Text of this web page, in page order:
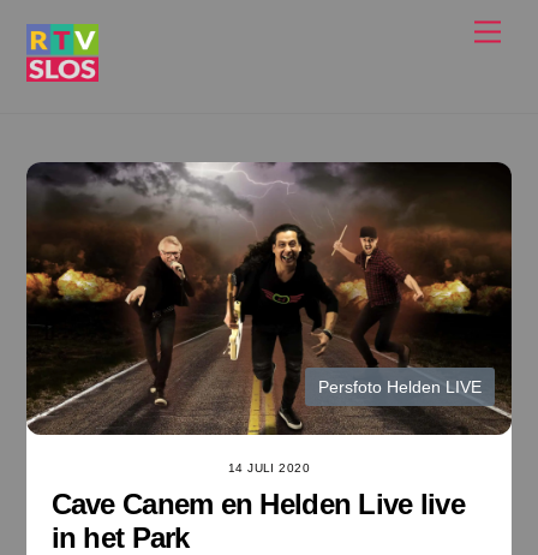
Persfoto Helden LIVE
14 JULI 2020
Cave Canem en Helden Live live
in het Park